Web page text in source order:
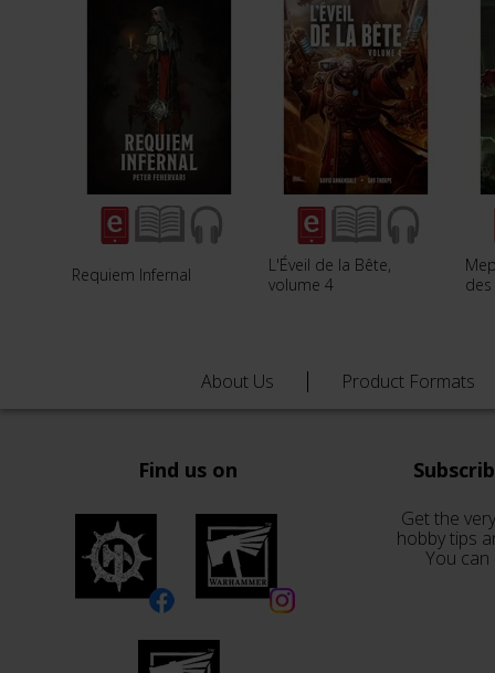
Requiem Infernal
L'Éveil de la Bête,
volume 4
des
About Us Product Formats
Find us on
Get the
hobby tips
You